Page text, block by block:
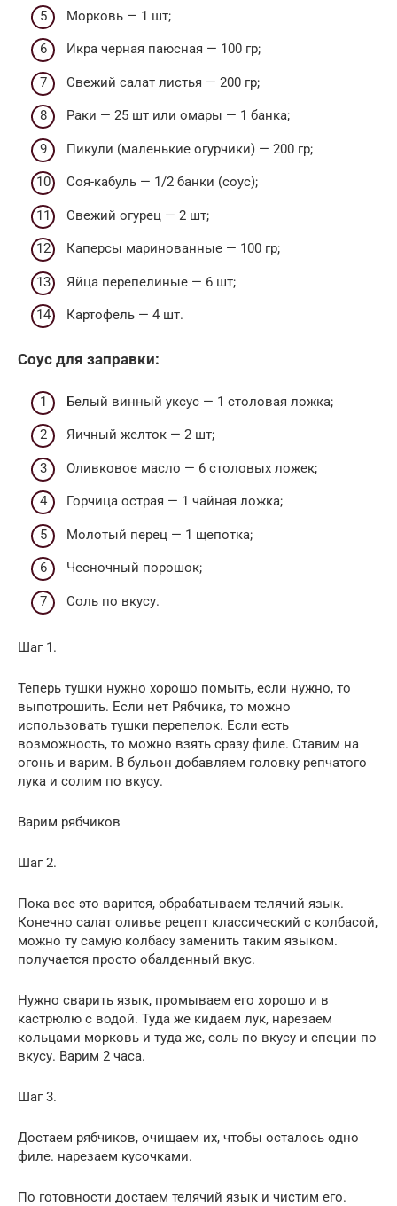
Морковь — 1 шт;
Икра черная паюсная — 100 гр;
Свежий салат листья — 200 гр;
Раки — 25 шт или омары — 1 банка;
Пикули (маленькие огурчики) — 200 гр;
Соя-кабуль — 1/2 банки (соус);
Свежий огурец — 2 шт;
Каперсы маринованные — 100 гр;
Яйца перепелиные — 6 шт;
Картофель — 4 шт.
Соус для заправки:
Белый винный уксус — 1 столовая ложка;
Яичный желток — 2 шт;
Оливковое масло — 6 столовых ложек;
Горчица острая — 1 чайная ложка;
Молотый перец — 1 щепотка;
Чесночный порошок;
Соль по вкусу.
Шаг 1.
Теперь тушки нужно хорошо помыть, если нужно, то
выпотрошить. Если нет Рябчика, то можно
использовать тушки перепелок. Если есть
возможность, то можно взять сразу филе. Ставим на
огонь и варим. В бульон добавляем головку репчатого
лука и солим по вкусу.
Варим рябчиков
Шаг 2.
Пока все это варится, обрабатываем телячий язык.
Конечно салат оливье рецепт классический с колбасой,
можно ту самую колбасу заменить таким языком.
получается просто обалденный вкус.
Нужно сварить язык, промываем его хорошо и в
кастрюлю с водой. Туда же кидаем лук, нарезаем
кольцами морковь и туда же, соль по вкусу и специи по
вкусу. Варим 2 часа.
Шаг 3.
Достаем рябчиков, очищаем их, чтобы осталось одно
филе. нарезаем кусочками.
По готовности достаем телячий язык и чистим его.